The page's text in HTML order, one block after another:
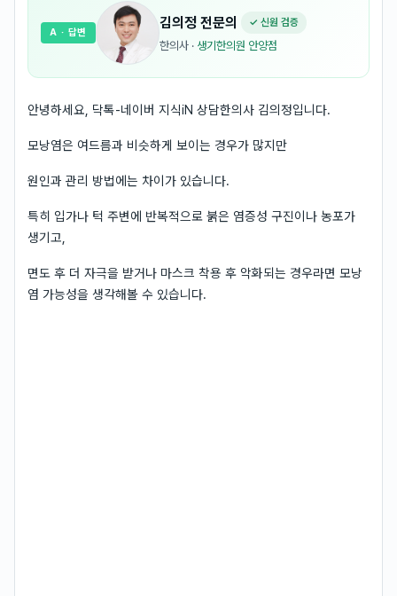
김의정 전문의 ✓ 신원 검증
한의사 · 생기한의원 안양점
A · 답변
안녕하세요, 닥톡-네이버 지식iN 상담한의사 김의정입니다.
모낭염은 여드름과 비슷하게 보이는 경우가 많지만
원인과 관리 방법에는 차이가 있습니다.
특히 입가나 턱 주변에 반복적으로 붉은 염증성 구진이나 농포가
생기고,
면도 후 더 자극을 받거나 마스크 착용 후 악화되는 경우라면 모낭
염 가능성을 생각해볼 수 있습니다.